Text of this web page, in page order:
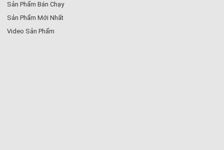
Sản Phẩm Bán Chạy
Sản Phẩm Mới Nhất
Video Sản Phẩm